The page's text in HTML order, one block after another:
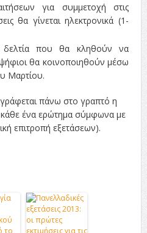
για συμμετοχή στις
θα γίνεται ηλεκτρονικά (1-
δελτία που θα κληθούν να
θα κοινοποιηθούν μέσω
Μαρτίου.
πάνω στο γραπτό η
κάθε ένα ερώτημα σύμφωνα με
επιτροπή εξετάσεων).